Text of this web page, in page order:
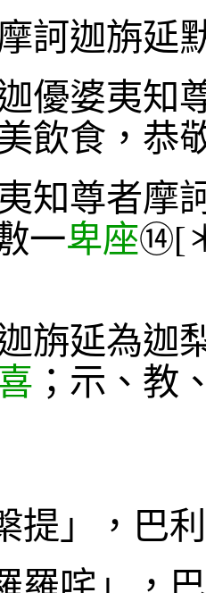
訶迦旃延
優婆夷知
飲食，恭
知尊者摩
一卑座⑭[
旃延為迦
；示、教
提」，巴